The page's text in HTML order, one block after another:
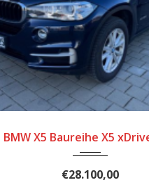
BMW X5 Baureihe X5
€28.100,00